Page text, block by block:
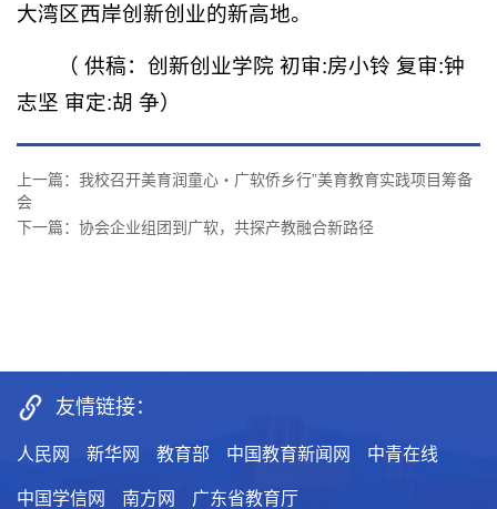
大湾区西岸创新创业的新高地。
（ 供稿：创新创业学院 初审:房小铃 复审:钟
志坚 审定:胡 争）
上一篇：我校召开美育润童心・广软侨乡行”美育教育实践项目筹备
会
下一篇：协会企业组团到广软，共探产教融合新路径
友情链接：
人民网 新华网 教育部 中国教育新闻网 中青在线
中国学信网 南方网 广东省教育厅